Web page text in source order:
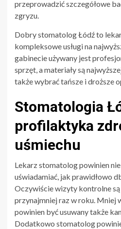
przeprowadzić szczegółowe
zgryzu.
Dobry stomatolog Łódź to
kompleksowe usługi na
gabinecie używany jest
sprzęt, a materiały są
także wybrać tańsze i droższe
Stomatologia
profilaktyka
uśmiechu
Lekarz stomatolog powinien
uświadamiać, jak prawidłowo
Oczywiście wizyty kontrolne
przynajmniej raz w roku. Mniej
powinien być usuwany także
Dodatkowo stomatolog